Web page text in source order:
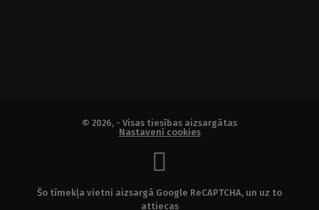
© 2026, - Visas tiesības aizsargātas
Nastavení cookies
Šo tīmekļa vietni aizsargā Google ReCAPTCHA, un uz to
attiecas